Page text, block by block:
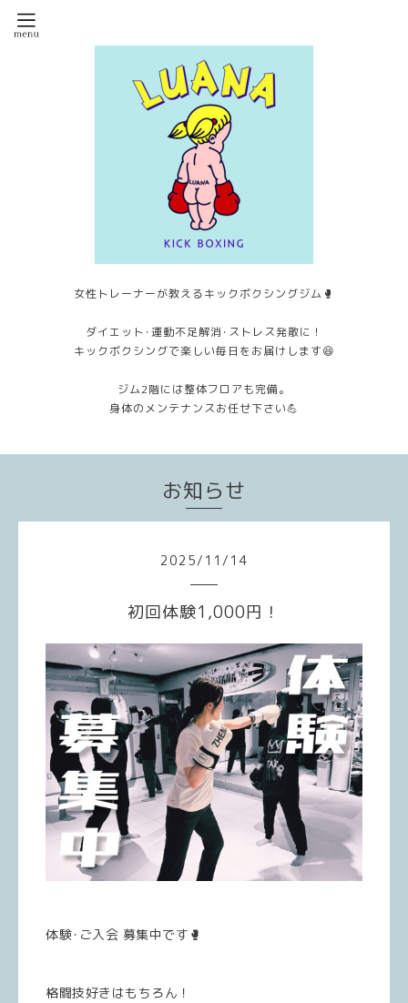
女性トレーナーが教えるキックボクシングジム🥊
ダイエット･運動不足解消･ストレス発散に！
キックボクシングで楽しい毎日をお届けします😆
ジム2階には整体フロアも完備。
身体のメンテナンスお任せ下さい💪
お知らせ
2025/ 11 / 14
初回体験1,000円！
体験･ご入会 募集中です🥊
格闘技好きはもちろん！